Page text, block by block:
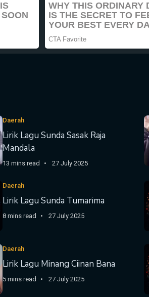
Daerah
Lirik Lagu Sunda Sasak Raja
Mandala
13 mins read 27 July 2025
Daerah
Lirik Lagu Sunda Tumarima
8 mins read 27 July 2025
Daerah
Lirik Lagu Minang Ciinan Bana
5 mins read 27 July 2025